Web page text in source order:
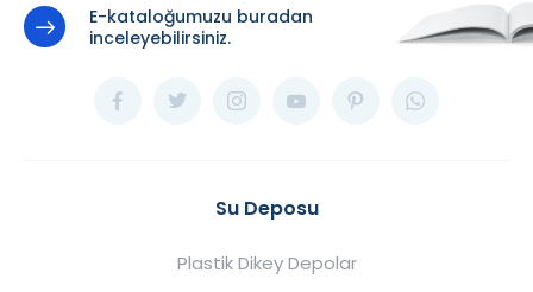
E-kataloğumuzu buradan
inceleyebilirsiniz.
Su Deposu
Plastik Dikey Depolar